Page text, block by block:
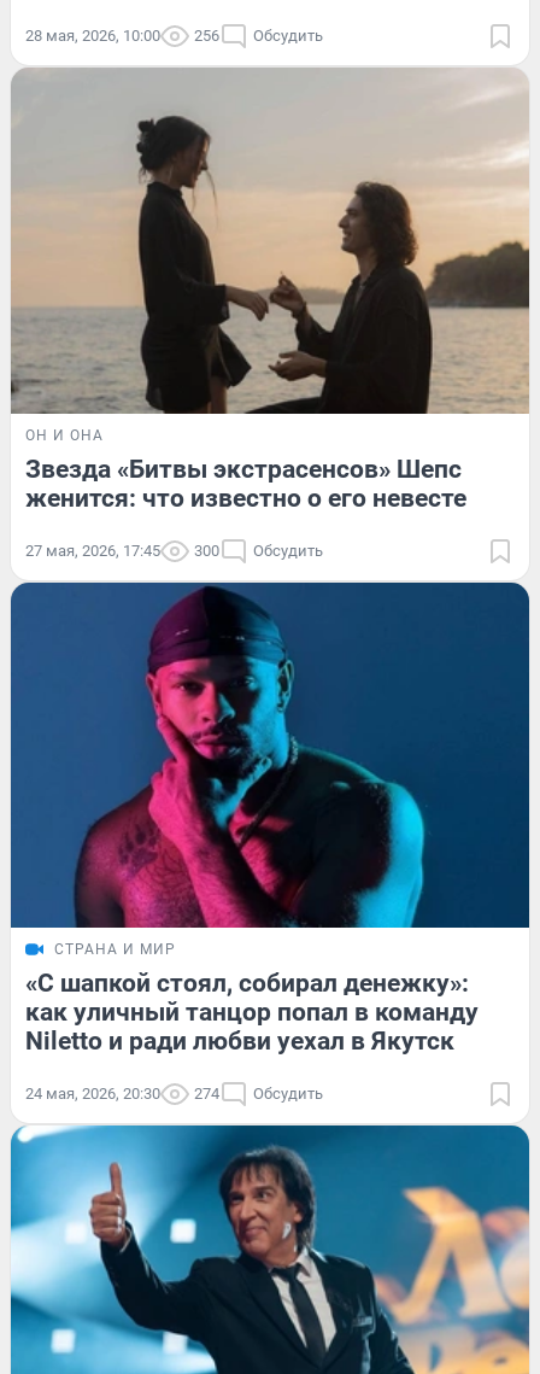
28 мая, 2026, 10:00 256 Обсудить
ОН И ОНА
Звезда «Битвы экстрасенсов» Шепс
женится: что известно о его невесте
27 мая, 2026, 17:45 300 Обсудить
СТРАНА И МИР
«С шапкой стоял, собирал денежку»:
как уличный танцор попал в команду
Niletto и ради любви уехал в Якутск
24 мая, 2026, 20:30 274 Обсудить